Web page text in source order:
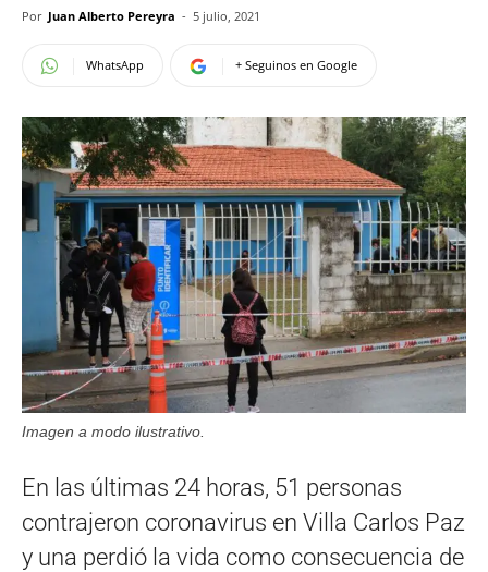
Por Juan Alberto Pereyra - 5 julio, 2021
WhatsApp + Seguinos en Google
Imagen a modo ilustrativo.
En las últimas 24 horas, 51 personas
contrajeron coronavirus en Villa Carlos Paz
y una perdió la vida como consecuencia de